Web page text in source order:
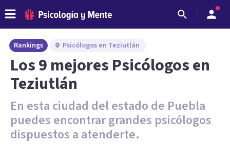
Rankings Psicólogos en Teziutlán
Los 9 mejores Psicólogos en
Teziutlán
En esta ciudad del estado de Puebla
puedes encontrar grandes psicólogos
dispuestos a atenderte.